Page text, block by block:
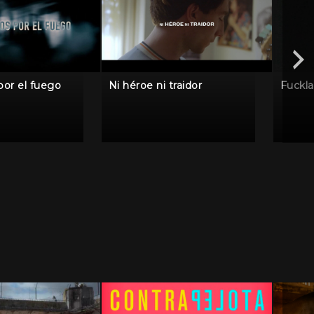
el fuego Ni héroe ni traidor